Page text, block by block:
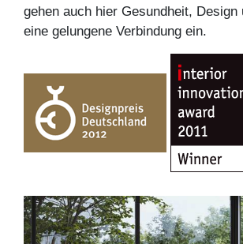
gehen auch hier Gesundheit, Design
eine gelungene Verbindung ein.